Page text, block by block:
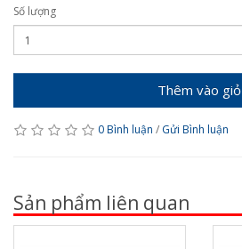
Số lượng
Thêm vào giỏ
0 Bình luận / Gửi Bình luận
Sản phẩm liên quan